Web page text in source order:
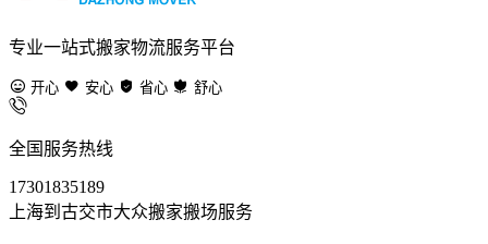
专业一站式搬家物流服务平台
开心 安心 省心 舒心
全国服务热线
17301835189
上海到古交市大众搬家搬场服务